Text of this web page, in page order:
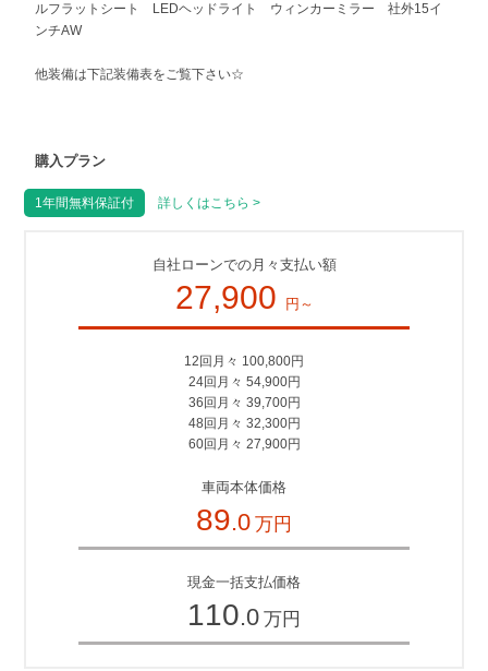
ルフラットシート LEDヘッドライト ウィンカーミラー 社外15イ
ンチAW
他装備は下記装備表をご覧下さい☆
購入プラン
1年間無料保証付 詳しくはこちら >
自社ローンでの月々支払い額
27,900 円～
12回月々 100,800円
24回月々 54,900円
36回月々 39,700円
48回月々 32,300円
60回月々 27,900円
車両本体価格
89.0 万円
現金一括支払価格
110.0 万円